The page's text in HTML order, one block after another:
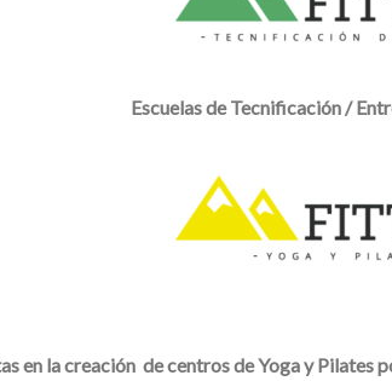
Escuelas de Tecnificación /
en la creación de centros de Yoga y Pilates